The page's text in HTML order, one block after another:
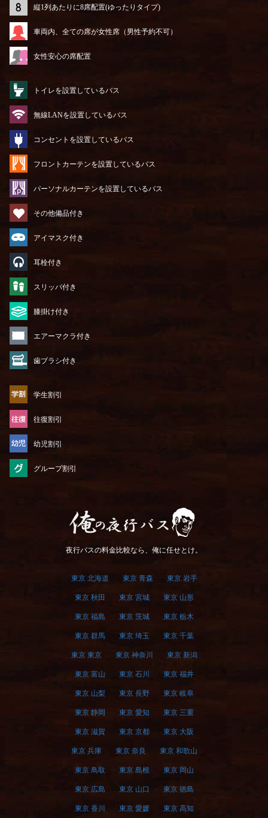
縦1列あたりに8席配置(ゆったりタイプ)
車両内、全ての席が女性席（男性予約不可）
女性安心の席配置
トイレを設置しているバス
無線LANを設置しているバス
コンセントを設置しているバス
フロントカーテンを設置しているバス
パーソナルカーテンを設置しているバス
その他備品付き
アイマスク付き
耳栓付き
スリッパ付き
膝掛け付き
エアーマクラ付き
歯ブラシ付き
学生割引
往復割引
幼児割引
グループ割引
俺の夜行バス
夜行バスの料金比較なら、俺に任せとけ。
東京 北海道 東京 青森 東京 岩手
東京 秋田 東京 宮城 東京 山形
東京 福島 東京 茨城 東京 栃木
東京 群馬 東京 埼玉 東京 千葉
東京 東京 東京 神奈川 東京 新潟
東京 富山 東京 石川 東京 福井
東京 山梨 東京 長野 東京 岐阜
東京 静岡 東京 愛知 東京 三重
東京 滋賀 東京 京都 東京 大阪
東京 兵庫 東京 奈良 東京 和歌山
東京 鳥取 東京 島根 東京 岡山
東京 広島 東京 山口 東京 徳島
東京 香川 東京 愛媛 東京 高知